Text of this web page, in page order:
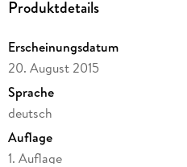
Erfolgsautorin Sabine Weigand
Produktdetails
Erscheinungsdatum
20. August 2015
Sprache
deutsch
Auflage
1. Auflage